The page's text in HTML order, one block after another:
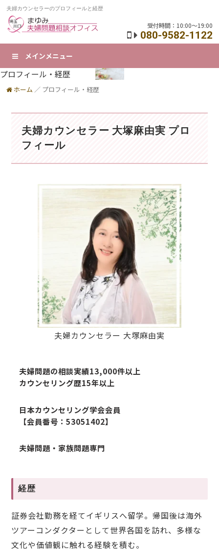
夫婦カウンセラーのプロフィールと経歴
受付時間：10:00～19:00
080-9582-1122
メインメニュー
プロフィール・経歴
ホーム ／ プロフィール・経歴
夫婦カウンセラー 大塚麻由実 プロ
フィール
夫婦カウンセラー 大塚麻由実
夫婦問題の相談実績13,000件以上
カウンセリング歴15年以上
日本カウンセリング学会会員
【会員番号：53051402】
夫婦問題・家族問題専門
経歴
証券会社勤務を経てイギリスへ留学。帰国後は海外
ツアーコンダクターとして世界各国を訪れ、多様な
文化や価値観に触れる経験を積む。